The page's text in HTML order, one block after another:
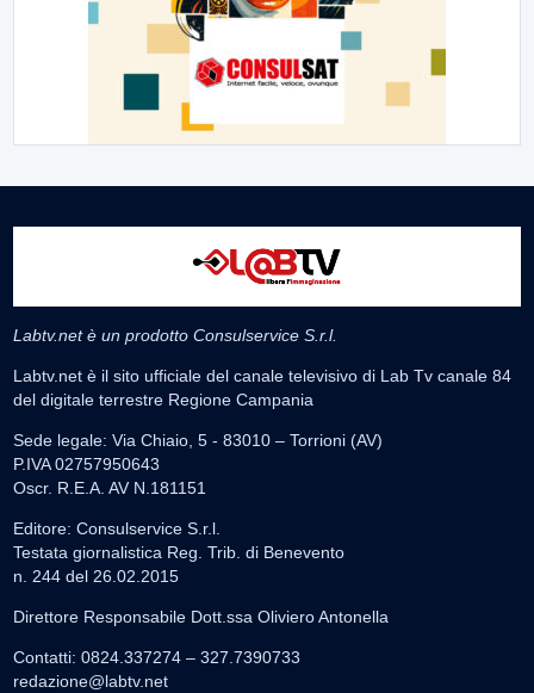
Labtv.net è un prodotto Consulservice S.r.l.
Labtv.net è il sito ufficiale del canale televisivo di Lab Tv canale 84
del digitale terrestre Regione Campania
Sede legale: Via Chiaio, 5 - 83010 – Torrioni (AV)
P.IVA 02757950643
Oscr. R.E.A. AV N.181151
Editore: Consulservice S.r.l.
Testata giornalistica Reg. Trib. di Benevento
n. 244 del 26.02.2015
Direttore Responsabile Dott.ssa Oliviero Antonella
Contatti: 0824.337274 – 327.7390733
redazione@labtv.net